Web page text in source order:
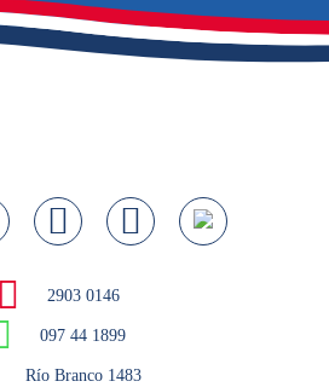
2903 0146
097 44 1899
Río Branco 1483